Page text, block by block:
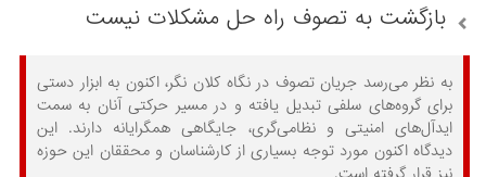
بازگشت به تصوف راه حل مشکلات نیست
به نظر می‌رسد جریان تصوف در نگاه کلان نگر، اکنون به ابزار دستی
برای گروه‌های سلفی تبدیل یافته و در مسیر حرکتی آنان به سمت
ایدآل‌های امنیتی و نظامی‌گری، جایگاهی همگرایانه دارند. این
دیدگاه اکنون مورد توجه بسیاری از کارشناسان و محققان این حوزه